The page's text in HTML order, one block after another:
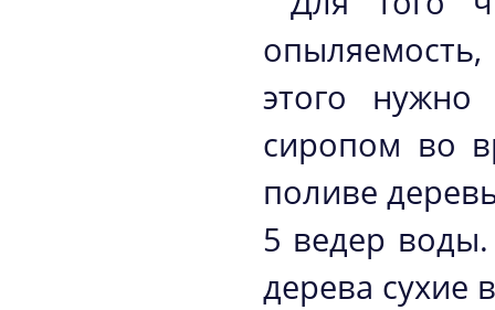
этого нужно
сиропом во
поливе
5 ведер
дерева сухие